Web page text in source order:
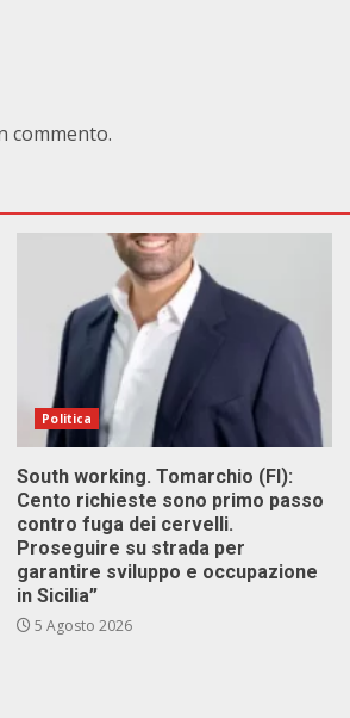
commento.
Politica
South working. Tomarchio (FI):
Cento richieste sono primo passo
contro fuga dei cervelli.
Proseguire su strada per
garantire sviluppo e occupazione
in Sicilia”
5 Agosto 2026